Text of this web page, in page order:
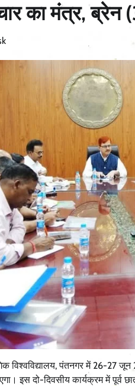
का मंत्र,
विश्वविद्यालय, पंतनगर में 26-
इस दो-दिवसीय कार्यक्रम में पूर्व